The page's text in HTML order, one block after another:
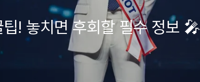
! 놓치면 후회할 필수 정보 🎤